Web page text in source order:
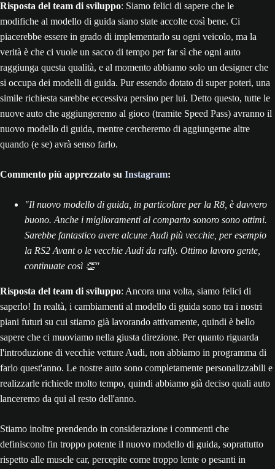
Risposta del team di sviluppo: Siamo felici di sapere che le
modifiche al modello di guida siano state accolte così bene. Ci
piacerebbe essere in grado di implementarlo su ogni veicolo, ma la
verità è che ci vuole un sacco di tempo per far sì che ogni auto
raggiunga questa qualità, e al momento abbiamo solo un designer che
si occupa dei modelli di guida. Pur essendo dotato di super poteri, una
simile richiesta sarebbe eccessiva persino per lui. Detto questo, tutte le
nuove auto che aggiungeremo al gioco (tramite Speed Pass) avranno il
nuovo modello di guida, mentre cercheremo di aggiungerne altre
quando (e se) avrà senso farlo.
Commento più apprezzato su Instagram:
"Il nuovo modello di guida, in particolare per la R8, è davvero
buono. Anche i miglioramenti al comparto sonoro sono ottimi.
Sarebbe fantastico avere alcune Audi più vecchie, per esempio
la RS2 Avant o le vecchie Audi da rally. Ottimo lavoro gente,
continuate così 👏"
Risposta del team di sviluppo: Ancora una volta, siamo felici di
saperlo! In realtà, i cambiamenti al modello di guida sono tra i nostri
piani futuri su cui stiamo già lavorando attivamente, quindi è bello
sapere che ci muoviamo nella giusta direzione. Per quanto riguarda
l'introduzione di vecchie vetture Audi, non abbiamo in programma di
farlo quest'anno. Le nostre auto sono completamente personalizzabili e
realizzarle richiede molto tempo, quindi abbiamo già deciso quali auto
lanceremo da qui al resto dell'anno.
Stiamo inoltre prendendo in considerazione i commenti che
definiscono fin troppo potente il nuovo modello di guida, soprattutto
rispetto alle muscle car, percepite come troppo lente o pesanti in